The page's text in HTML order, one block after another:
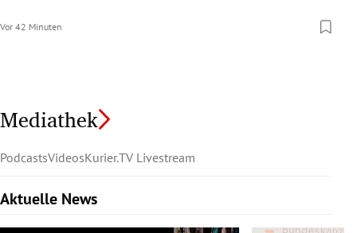
Vor 42 Minuten
Mediathek
PodcastsVideosKurier.TV Livestream
Aktuelle News
Slide 1 von 6